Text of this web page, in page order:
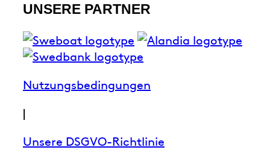
UNSERE PARTNER
Nutzungsbedingungen
|
Unsere DSGVO-Richtlinie